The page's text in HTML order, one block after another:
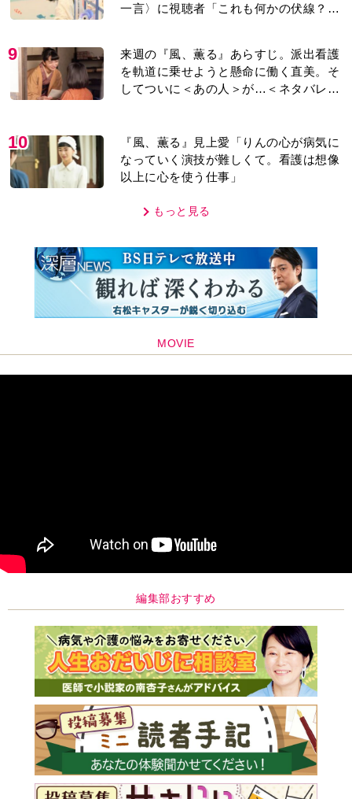
一言〉に視聴者「これも何かの伏線？」
9
来週の『風、薫る』あらすじ。派出看護
を軌道に乗せようと懸命に働く直美。そ
してついに＜あの人＞が…＜ネタバレあ
10
『風、薫る』見上愛「りんの心が病気に
なっていく演技が難しくて。看護は想像
以上に心を使う仕事」
もっと見る
MOVIE
編集部おすすめ